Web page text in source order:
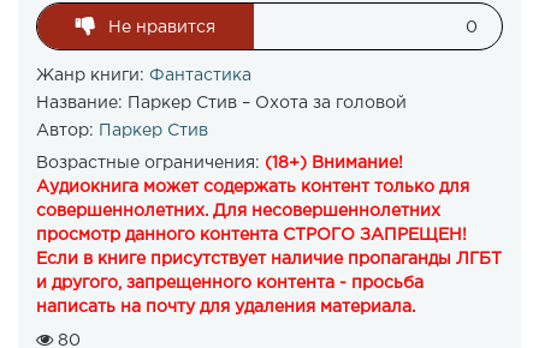
Не нравится 0
Жанр книги: Фантастика
Название: Паркер Стив – Охота за головой
Автор:
Паркер Стив
Возрастные ограничения: (18+) Внимание!
Аудиокнига может содержать контент только для
совершеннолетних. Для несовершеннолетних
просмотр данного контента СТРОГО ЗАПРЕЩЕН!
Если в книге присутствует наличие пропаганды ЛГБТ
и другого, запрещенного контента - просьба
написать на почту для удаления материала.
80